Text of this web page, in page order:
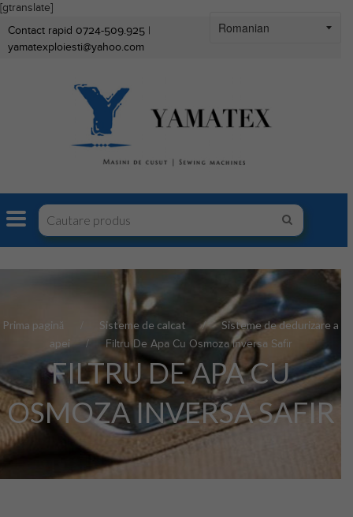
[gtranslate]
Contact rapid 0724-509.925 |
yamatexploiesti@yahoo.com
Prima pagină Sisteme de calcat
Sisteme de dedurizare a
apei
Filtru De Apa Cu Osmoza Inversa Safir
FILTRU DE APA CU
OSMOZA INVERSA SAFIR